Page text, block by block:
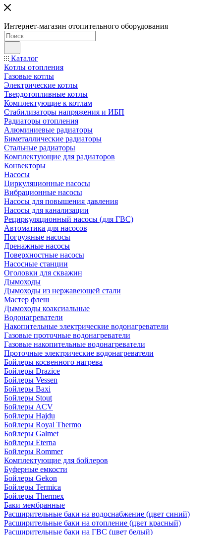
Интернет-магазин отопительного оборудования
Каталог
Котлы отопления
Газовые котлы
Электрические котлы
Твердотопливные котлы
Комплектующие к котлам
Стабилизаторы напряжения и ИБП
Радиаторы отопления
Алюминиевые радиаторы
Биметаллические радиаторы
Стальные радиаторы
Комплектующие для радиаторов
Конвекторы
Насосы
Циркуляционные насосы
Вибрационные насосы
Насосы для повышения давления
Насосы для канализации
Рециркуляционный насосы (для ГВС)
Автоматика для насосов
Погружные насосы
Дренажные насосы
Поверхностные насосы
Насосные станции
Оголовки для скважин
Дымоходы
Дымоходы из нержавеющей стали
Мастер флеш
Дымоходы коаксиальные
Водонагреватели
Накопительные электрические водонагреватели
Газовые проточные водонагреватели
Газовые накопительные водонагреватели
Проточные электрические водонагреватели
Бойлеры косвенного нагрева
Бойлеры Drazice
Бойлеры Vessen
Бойлеры Baxi
Бойлеры Stout
Бойлеры ACV
Бойлеры Hajdu
Бойлеры Royal Thermo
Бойлеры Galmet
Бойлеры Eterna
Бойлеры Rommer
Комплектующие для бойлеров
Буферные емкости
Бойлеры Gekon
Бойлеры Termica
Бойлеры Thermex
Баки мембранные
Расширительные баки на водоснабжение (цвет синий)
Расширительные баки на отопление (цвет красный)
Расширительные баки на ГВС (цвет белый)